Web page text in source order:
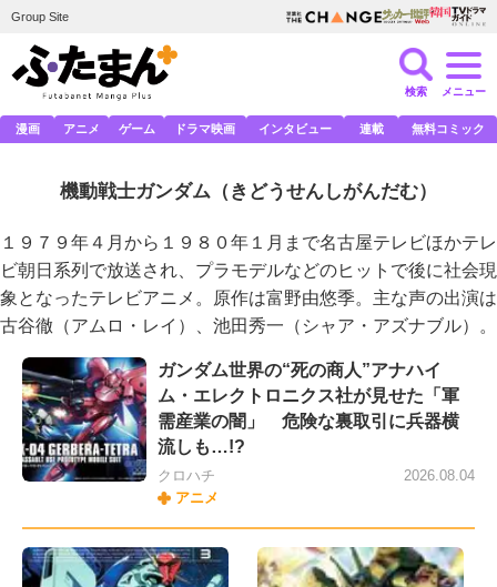
Group Site
検索 メニュー
漫画 アニメ ゲーム ドラマ映画 インタビュー 連載 無料コミック
機動戦士ガンダム （きどうせんしがんだむ）
１９７９年４月から１９８０年１月まで名古屋テレビほかテレ
ビ朝日系列で放送され、プラモデルなどのヒットで後に社会現
象となったテレビアニメ。原作は富野由悠季。主な声の出演は
古谷徹（アムロ・レイ）、池田秀一（シャア・アズナブル）。
ガンダム世界の“死の商人”アナハイ
ム・エレクトロニクス社が見せた「軍
需産業の闇」 危険な裏取引に兵器横
流しも…!?
クロハチ
アニメ
2026.08.04